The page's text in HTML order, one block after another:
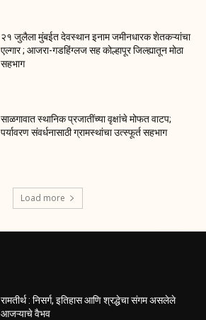
२१ जुलैला मुंबईत देवस्थान इनाम जमीनधारक शेतकऱ्यांचा
एल्गार ; आजरा-गडहिंग्लज सह कोल्हापूर जिल्ह्यातून मोठा
सहभाग
साळगावात स्थानिक प्रजातींच्या वृक्षांचे मोफत वाटप;
पर्यावरण संवर्धनासाठी ग्रामस्थांचा उत्स्फूर्त सहभाग
Load more
रामतीर्थ : निसर्ग, इतिहास आणि श्रद्धेचा संगम असलेले
आजऱ्याचे वैभव